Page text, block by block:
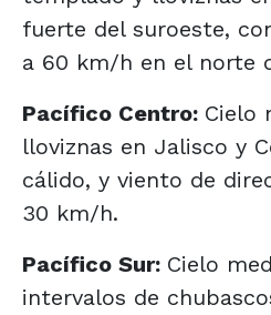
fuerte del suroeste,
a 60 km/h en el norte
Pacífico Centro: Cielo
lloviznas en Jalisco y
cálido, y viento de
30 km/h.
Pacífico Sur: Cielo
intervalos de